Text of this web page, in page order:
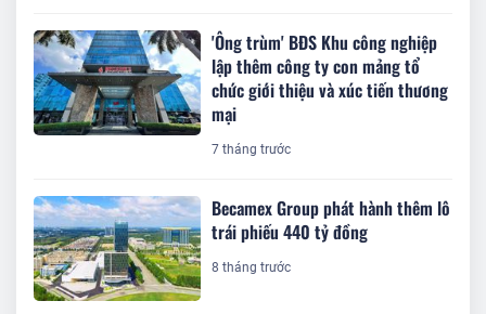
'Ông trùm' BĐS Khu công nghiệp
lập thêm công ty con mảng tổ
chức giới thiệu và xúc tiến thương
mại
7 tháng trước
Becamex Group phát hành thêm lô
trái phiếu 440 tỷ đồng
8 tháng trước